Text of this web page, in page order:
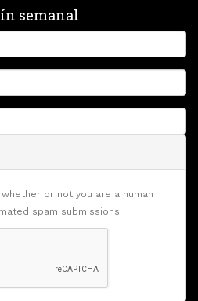
semanal
or not you are a human
spam submissions.